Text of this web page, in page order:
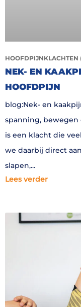
HOOFDPIJNKLACHTEN
NEK- EN
HOOFDPIJN
blog:Nek- en
spanning,
is een klacht die
we daarbij direct
slapen,
Lees verder